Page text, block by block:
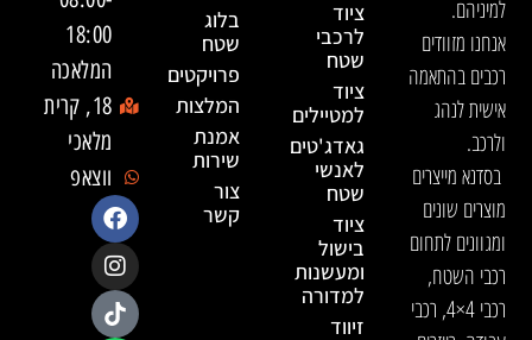
למיניהם.
אנחנו מזוודים
רכבים בהתאמה
אישית לנהג
ולרכב.
בסדנא מייצרים
מוצרים שונים
ומגוונים לתחום
רכבי השטח,
רכבי 4×4, רכבי
ציוד
לרכבי
שטח
ציוד
למטיילים
גאדג'טים
לאנשי
שטח
ציוד
בישול
ומעשנות
למדורה
זיווד
בלוג
שטח
פרויקטים
המלצות
אמנת
שירות
צור
קשר
18:00
המלאכה
18, קרית
מלאכי
ווצאפ